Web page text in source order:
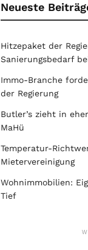
Neueste
Hitzepaket der
Sanierungsbedarf
Immo-Branche
der Regierung
Butler’s zieht in
MaHü
Temperatur-
Mietervereinigung
Wohnimmobilien:
Tief